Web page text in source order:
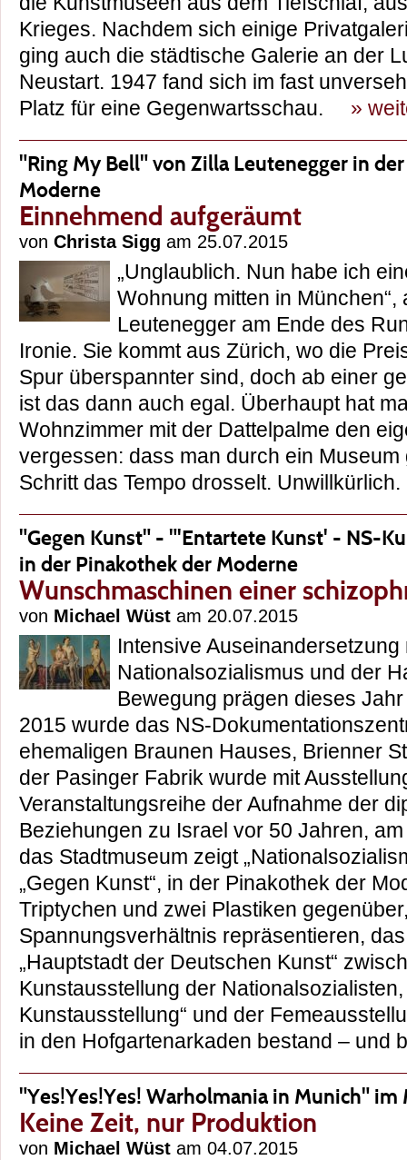
Krieges. Nachdem sich einige
ging auch die städtische Galerie an der
Neustart. 1947 fand sich im fast
Platz für eine Gegenwartsschau. »
"Ring My Bell" von Zilla Leutenegger in
Moderne
Einnehmend aufgeräumt
von Christa Sigg am 25.07.2015
„Unglaublich. Nun habe ich
Wohnung mitten in München“,
Leutenegger am Ende des
Ironie. Sie kommt aus Zürich, wo die
Spur überspannter sind, doch ab einer
ist das dann auch egal. Überhaupt hat
Wohnzimmer mit der Dattelpalme den
vergessen: dass man durch ein Museum
Schritt das Tempo drosselt.
"Gegen Kunst" - "'Entartete Kunst' - NS-
in der Pinakothek der Moderne
Wunschmaschinen einer
von Michael Wüst am 20.07.2015
Intensive Auseinandersetzung
Nationalsozialismus und der
Bewegung prägen dieses
2015 wurde das NS-
ehemaligen Braunen Hauses, Brienner
der Pasinger Fabrik wurde mit
Veranstaltungsreihe der Aufnahme der
Beziehungen zu Israel vor 50 Jahren,
das Stadtmuseum zeigt
„Gegen Kunst“, in der Pinakothek der
Triptychen und zwei Plastiken
Spannungsverhältnis repräsentieren,
„Hauptstadt der Deutschen Kunst“
Kunstausstellung der
Kunstausstellung“ und der
in den Hofgartenarkaden bestand –
"Yes!Yes!Yes! Warholmania in Munich"
Keine Zeit, nur Produktion
von Michael Wüst am 04.07.2015